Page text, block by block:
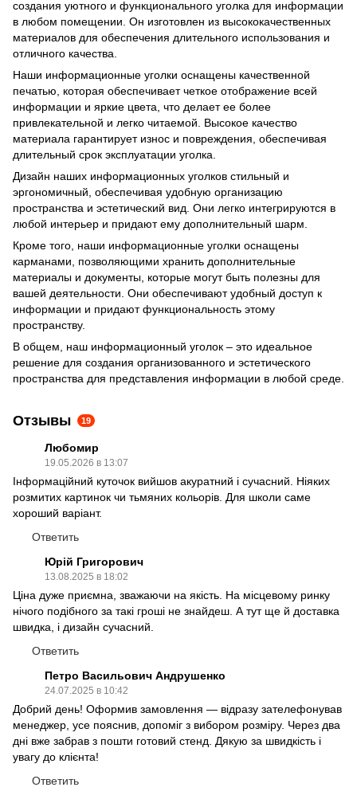
создания уютного и функционального уголка для информации
в любом помещении. Он изготовлен из высококачественных
материалов для обеспечения длительного использования и
отличного качества.
Наши информационные уголки оснащены качественной
печатью, которая обеспечивает четкое отображение всей
информации и яркие цвета, что делает ее более
привлекательной и легко читаемой. Высокое качество
материала гарантирует износ и повреждения, обеспечивая
длительный срок эксплуатации уголка.
Дизайн наших информационных уголков стильный и
эргономичный, обеспечивая удобную организацию
пространства и эстетический вид. Они легко интегрируются в
любой интерьер и придают ему дополнительный шарм.
Кроме того, наши информационные уголки оснащены
карманами, позволяющими хранить дополнительные
материалы и документы, которые могут быть полезны для
вашей деятельности. Они обеспечивают удобный доступ к
информации и придают функциональность этому
пространству.
В общем, наш информационный уголок – это идеальное
решение для создания организованного и эстетического
пространства для представления информации в любой среде.
Отзывы 19
Любомир
19.05.2026 в 13:07
Інформаційний куточок вийшов акуратний і сучасний. Ніяких
розмитих картинок чи тьмяних кольорів. Для школи саме
хороший варіант.
Ответить
Юрій Григорович
13.08.2025 в 18:02
Ціна дуже приємна, зважаючи на якість. На місцевому ринку
нічого подібного за такі гроші не знайдеш. А тут ще й доставка
швидка, і дизайн сучасний.
Ответить
Петро Васильович Андрушенко
24.07.2025 в 10:42
Добрий день! Оформив замовлення — відразу зателефонував
менеджер, усе пояснив, допоміг з вибором розміру. Через два
дні вже забрав з пошти готовий стенд. Дякую за швидкість і
увагу до клієнта!
Ответить